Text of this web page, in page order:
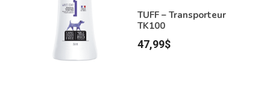
TUFF – Transporteur
TK100
47,99$